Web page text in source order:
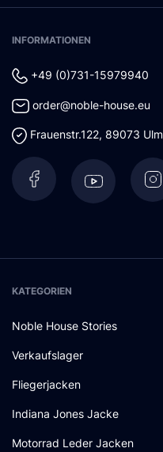
INFORMATIONEN
+49 (0)731-15979940
order@noble-house.eu
Frauenstr.122, 89073 Ulm
KATEGORIEN
Noble House Stories
Verkaufslager
Fliegerjacken
Indiana Jones Jacke
Motorrad Leder Jacken